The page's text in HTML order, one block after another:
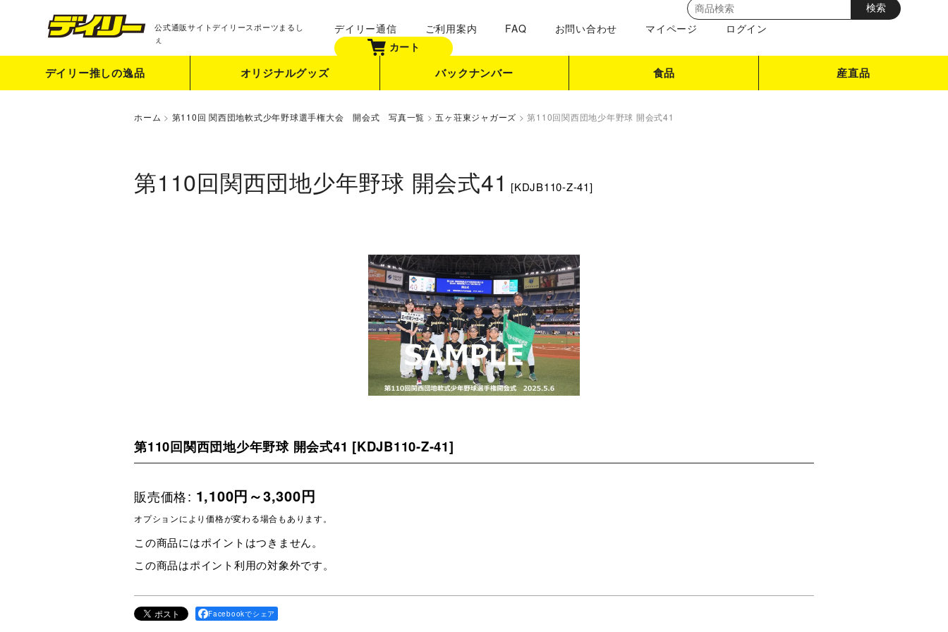
公式通販サイトデイリースポーツまるし
ぇ
デイリー通信 ご利用案内 FAQ お問い合わせ マイページ
ログイン
カート
デイリー推しの逸品 オリジナルグッズ バックナンバー 食品 産直品
ホーム > 第110回 関西団地軟式少年野球選手権大会 開会式 写真一覧 > 五ヶ荘東ジャガーズ > 第110回関西団地少年野球 開会式41
第110回関西団地少年野球 開会式41 [KDJB110-Z-41]
第110回関西団地少年野球 開会式41 [KDJB110-Z-41]
販売価格: 1,100円 ～3,300円
オプションにより価格が変わる場合もあります。
この商品にはポイントはつきません。
この商品はポイント利用の対象外です。
Facebookでシェア